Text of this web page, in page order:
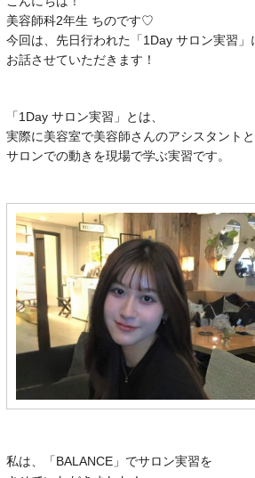
美容師科2年生 ちのです♡
今回は、先日行われた「1Day サロン実習」
お話させていただきます！
「1Day サロン実習」とは、
実際に美容室で美容師さんのアシスタントと
サロンでの動きを現場で学ぶ実習です。
私は、「BALANCE」でサロン実習を